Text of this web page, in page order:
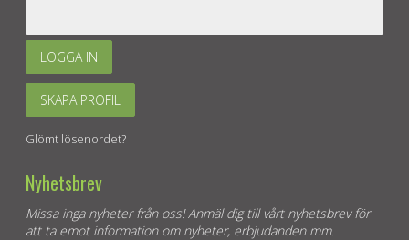
LOGGA IN
SKAPA PROFIL
Glömt lösenordet?
Nyhetsbrev
Missa inga nyheter från oss! Anmäl dig till vårt nyhetsbrev för
att ta emot information om nyheter, erbjudanden mm.